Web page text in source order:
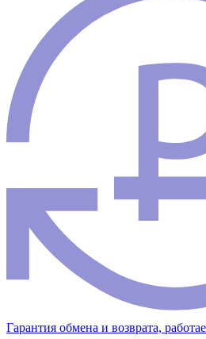
Гарантия обмена и возврата,